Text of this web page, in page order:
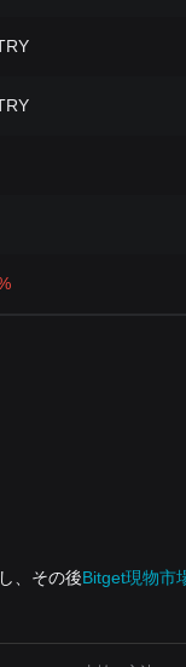
、その後Bitget現物市